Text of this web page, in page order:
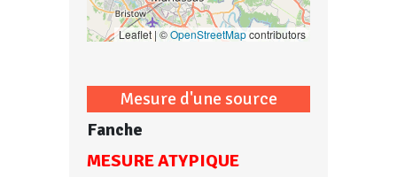
Leaflet | ©OpenStreetMapcontributors
Mesure d'une source
Fanche
MESURE ATYPIQUE